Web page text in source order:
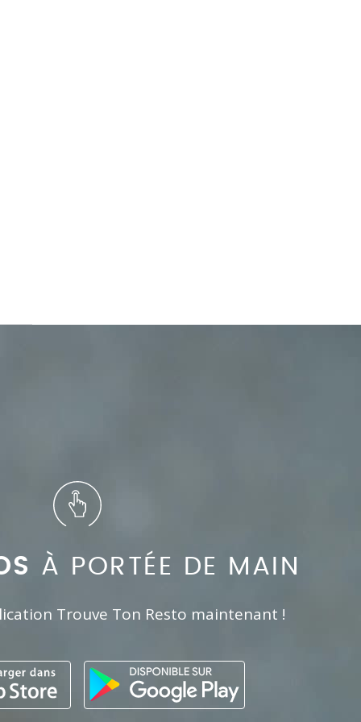
À PORTÉE DE MAIN
Trouve Ton Resto maintenant !